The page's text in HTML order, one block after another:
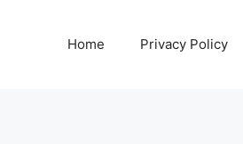
Home Privacy Policy